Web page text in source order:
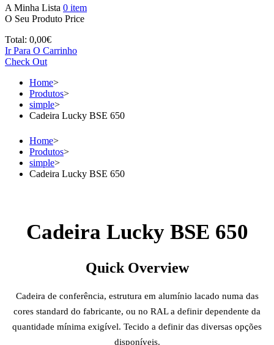
A Minha Lista 0 item
O Seu Produto Price
Total: 0,00€
Ir Para O Carrinho
Check Out
Home>
Produtos>
simple>
Cadeira Lucky BSE 650
Home>
Produtos>
simple>
Cadeira Lucky BSE 650
Cadeira Lucky BSE 650
Quick Overview
Cadeira de conferência, estrutura em alumínio lacado numa das
cores standard do fabricante, ou no RAL a definir dependente da
quantidade mínima exigível. Tecido a definir das diversas opções
disponíveis.